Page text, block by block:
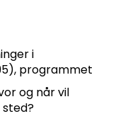
i
programmet
og når vil
sted?